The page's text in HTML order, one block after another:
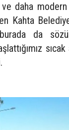
daha modern
Kahta
da